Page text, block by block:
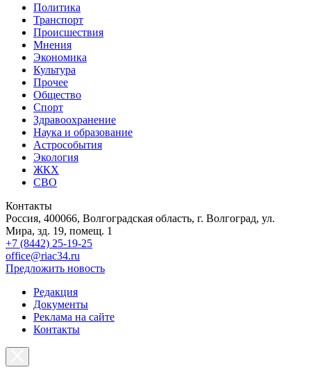
Политика
Транспорт
Происшествия
Мнения
Экономика
Культура
Прочее
Общество
Спорт
Здравоохранение
Наука и образование
Астрособытия
Экология
ЖКХ
СВО
Контакты
Россия, 400066, Волгоградская область, г. Волгоград, ул.
Мира, зд. 19, помещ. 1
+7 (8442) 25-19-25
office@riac34.ru
Предложить новость
Редакция
Документы
Реклама на сайте
Контакты